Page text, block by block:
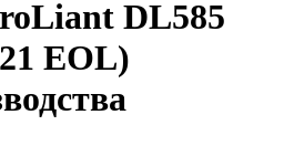
DL585
EOL)